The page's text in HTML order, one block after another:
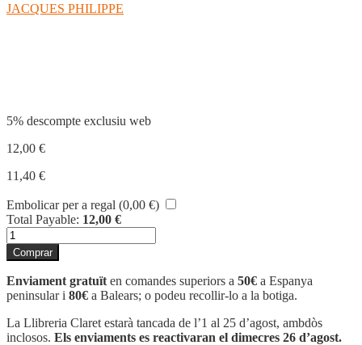
JACQUES PHILIPPE
5% descompte exclusiu web
12,00 €
11,40 €
Embolicar per a regal (0,00 €)
Total Payable: 12,00 €
quantitat
de
LLAMADOS
A
LA
VIDA
Comprar
Enviament gratuït en comandes superiors a 50€ a Espanya
peninsular i 80€ a Balears; o podeu recollir-lo a la botiga.
La Llibreria Claret estarà tancada de l’1 al 25 d’agost, ambdòs
inclosos. Els enviaments es reactivaran el dimecres 26 d’agost.